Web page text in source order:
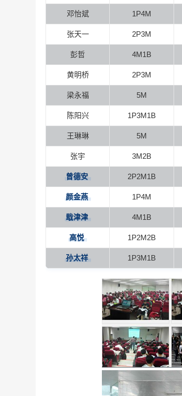
邓怡斌 1P4M
张天一 2P3M
彭哲 4M1B
黄明桥 2P3M
梁永福 5M
陈阳兴 1P3M1B
王琳琳 5M
张宇 3M2B
曾德安 2P2M1B
颜金燕 1P4M
戢津津 4M1B
高悦 1P2M2B
孙太祥 1P3M1B